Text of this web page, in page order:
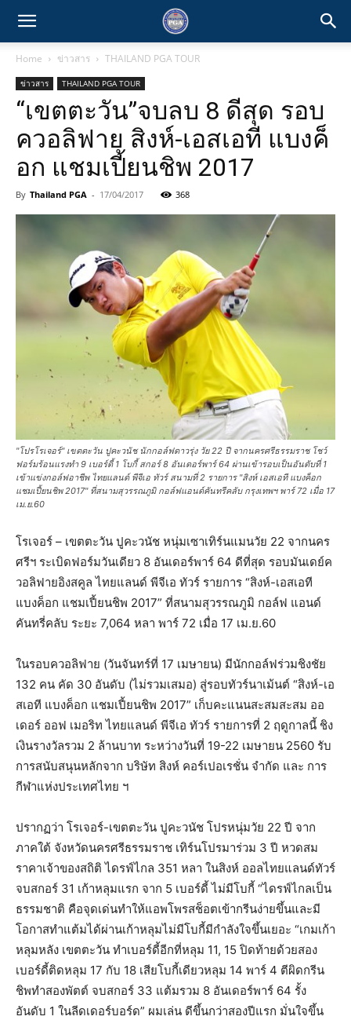
Home ข่าวสาร THAILAND PGA TOUR
ข่าวสาร THAILAND PGA TOUR
“เขตตะวัน”จบลบ 8 ดีสุด รอบ
ควอลิฟาย สิงห์-เอสเอที แบงค็
อก แชมเปี้ยนชิพ 2017
By Thailand PGA - 17/04/2017 368
"โปรโรเจอร์" เขตตะวัน ปูคะวนัช นักกอล์ฟดาวรุ่ง วัย 22 ปี จากนครศรีธรรมราช โชว์
ฟอร์มร้อนแรงทำ 9 เบอร์ดี้ 1 โบกี้ สกอร์ 8 อันเดอร์พาร์ 64 ผ่านเข้ารอบเป็นอันดับที่ 1
เข้าแข่งกอล์ฟอาชีพ ไทยแลนด์ พีจีเอ ทัวร์ สนามที่ 2 รายการ "สิงห์ เอสเอที แบงค็อก
แชมเปี้ยนชิพ 2017" ที่สนามสุวรรณภูมิ กอล์ฟแอนด์คันทรีคลับ กรุงเทพฯ พาร์ 72 เมื่อ 17
เม.ย.60
โรเจอร์ – เขตตะวัน ปูคะวนัช หนุ่มเซาเทิร์นแมนวัย 22 จากนคร
ศรีฯ ระเบิดฟอร์มวันเดียว 8 อันเดอร์พาร์ 64 ดีที่สุด รอบมันเดย์ค
วอลิฟายอิงสคูล ไทยแลนด์ พีจีเอ ทัวร์ รายการ “สิงห์-เอสเอที
แบงค็อก แชมเปี้ยนชิพ 2017” ที่สนามสุวรรณภูมิ กอล์ฟ แอนด์
คันทรี่คลับ ระยะ 7,064 หลา พาร์ 72 เมื่อ 17 เม.ย.60
ในรอบควอลิฟาย (วันจันทร์ที่ 17 เมษายน) มีนักกอล์ฟร่วมชิงชัย
132 คน คัด 30 อันดับ (ไม่รวมเสมอ) สู่รอบทัวร์นาเม้นต์ “สิงห์-เอ
สเอที แบงค็อก แชมเปี้ยนชิพ 2017” เก็บคะแนนสะสมสะสม ออ
เดอร์ ออฟ เมอริท ไทยแลนด์ พีจีเอ ทัวร์ รายการที่ 2 ฤดูกาลนี้ ชิง
เงินรางวัลรวม 2 ล้านบาท ระหว่างวันที่ 19-22 เมษายน 2560 รับ
การสนับสนุนหลักจาก บริษัท สิงห์ คอร์เปอเรชั่น จำกัด และ การ
กีฬาแห่งประเทศไทย ฯ
ปรากฏว่า โรเจอร์-เขตตะวัน ปูคะวนัช โปรหนุ่มวัย 22 ปี จาก
ภาคใต้ จังหวัดนครศรีธรรมราช เทิร์นโปรมาร่วม 3 ปี หวดสม
ราคาเจ้าของสถิติ ไดรฟ์ไกล 351 หลา ในสิงห์ ออลไทยแลนด์ทัวร์
จบสกอร์ 31 เก้าหลุมแรก จาก 5 เบอร์ดี้ ไม่มีโบกี้ “ไดรฟ์ไกลเป็น
ธรรมชาติ คือจุดเด่นทำให้แอพโพรสช็อตเข้ากรีนง่ายขึ้นและมี
โอกาสทำแต้มได้ผ่านเก้าหลุมไม่มีโบกี้มีกำลังใจขึ้นเยอะ “เกมเก้า
หลุมหลัง เขตตะวัน ทำเบอร์ดี้อีกที่หลุม 11, 15 ปิดท้ายด้วยสอง
เบอร์ดี้ติดหลุม 17 กับ 18 เสียโบกี้เดียวหลุม 14 พาร์ 4 ตีผิดกรีน
ชิพทำสองพัตต์ จบสกอร์ 33 แต้มรวม 8 อันเดอร์พาร์ 64 รั้ง
อันดับ 1 ในลีดเดอร์บอร์ด” ผมเล่น ดีขึ้นกว่าสองปีแรก มั่นใจขึ้น